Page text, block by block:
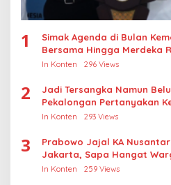
1
Simak Agenda di Bulan
Bersama Hingga Merdeka
In Konten 296 Views
2
Jadi Tersangka Namun
Pekalongan Pertanyakan
Kasus Rudapksa Sampai
In Konten 293 Views
3
Prabowo Jajal KA
Jakarta, Sapa Hangat
In Konten 259 Views